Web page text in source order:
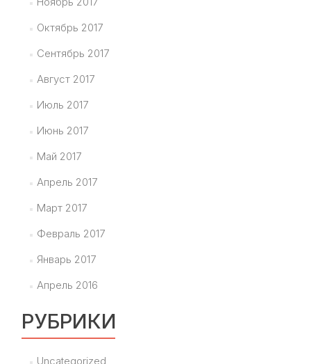
Октябрь 2017
Сентябрь 2017
Август 2017
Июль 2017
Июнь 2017
Май 2017
Апрель 2017
Март 2017
Февраль 2017
Январь 2017
Апрель 2016
РУБРИКИ
Uncategorized